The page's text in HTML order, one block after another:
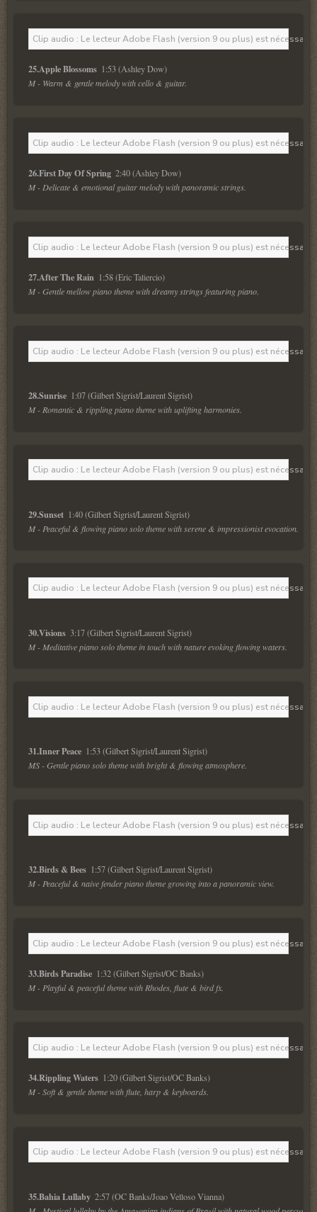
Clip audio : Le lecteur Adobe Flash (version 9 ou plus) est
25.Apple Blossoms
1:53 (Ashley Dow)
M - Warm & gentle melody with cello & guitar.
Clip audio : Le lecteur Adobe Flash (version 9 ou plus) est
26.First Day Of Spring
2:40 (Ashley Dow)
M - Delicate & emotional guitar melody with panoramic strings.
Clip audio : Le lecteur Adobe Flash (version 9 ou plus) est
27.After The Rain
1:58 (Eric Taliercio)
M - Gentle mellow piano theme with dreamy strings featuring piano.
Clip audio : Le lecteur Adobe Flash (version 9 ou plus) est
28.Sunrise
1:07 (Gilbert Sigrist/Laurent Sigrist)
M - Romantic & rippling piano theme with uplifting harmonies.
Clip audio : Le lecteur Adobe Flash (version 9 ou plus) est
29.Sunset
1:40 (Gilbert Sigrist/Laurent Sigrist)
M - Peaceful & flowing piano solo theme with serene & impressionist evocation.
Clip audio : Le lecteur Adobe Flash (version 9 ou plus) est
30.Visions
3:17 (Gilbert Sigrist/Laurent Sigrist)
M - Meditative piano solo theme in touch with nature evoking flowing waters.
Clip audio : Le lecteur Adobe Flash (version 9 ou plus) est
31.Inner Peace
1:53 (Gilbert Sigrist/Laurent Sigrist)
MS - Gentle piano solo theme with bright & flowing atmosphere.
Clip audio : Le lecteur Adobe Flash (version 9 ou plus) est
32.Birds & Bees
1:57 (Gilbert Sigrist/Laurent Sigrist)
M - Peaceful & naive fender piano theme growing into a panoramic view.
Clip audio : Le lecteur Adobe Flash (version 9 ou plus) est
33.Birds Paradise
1:32 (Gilbert Sigrist/OC Banks)
M - Playful & peaceful theme with Rhodes, flute & bird fx.
Clip audio : Le lecteur Adobe Flash (version 9 ou plus) est
34.Rippling Waters
1:20 (Gilbert Sigrist/OC Banks)
M - Soft & gentle theme with flute, harp & keyboards.
Clip audio : Le lecteur Adobe Flash (version 9 ou plus) est
35.Bahia Lullaby
2:57 (OC Banks/Joao Velloso Vianna)